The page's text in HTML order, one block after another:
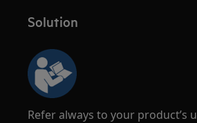
Solution
Refer always to your product’s